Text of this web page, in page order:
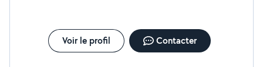
Voir le profil Contacter